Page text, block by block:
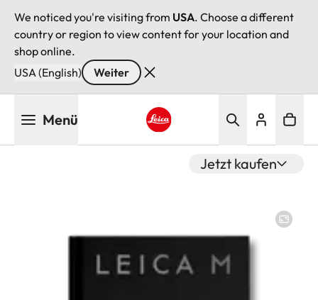
We noticed you're visiting from USA. Choose a different
country or region to view content for your location and
shop online.
USA (English)
Weiter
Menü
Jetzt kaufen